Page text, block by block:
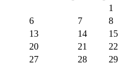
1
6 7 8
13 14 15
20 21 22
27 28 29